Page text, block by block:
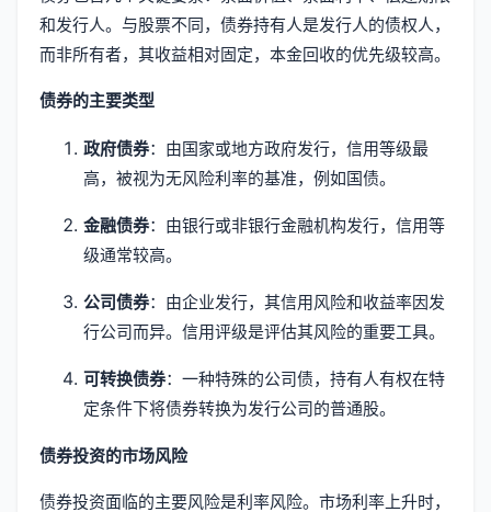
和发行人。与股票不同，债券持有人是发行人的债权人，
而非所有者，其收益相对固定，本金回收的优先级较高。
债券的主要类型
政府债券：由国家或地方政府发行，信用等级最
高，被视为无风险利率的基准，例如国债。
金融债券：由银行或非银行金融机构发行，信用等
级通常较高。
公司债券：由企业发行，其信用风险和收益率因发
行公司而异。信用评级是评估其风险的重要工具。
可转换债券：一种特殊的公司债，持有人有权在特
定条件下将债券转换为发行公司的普通股。
债券投资的市场风险
债券投资面临的主要风险是利率风险。市场利率上升时，